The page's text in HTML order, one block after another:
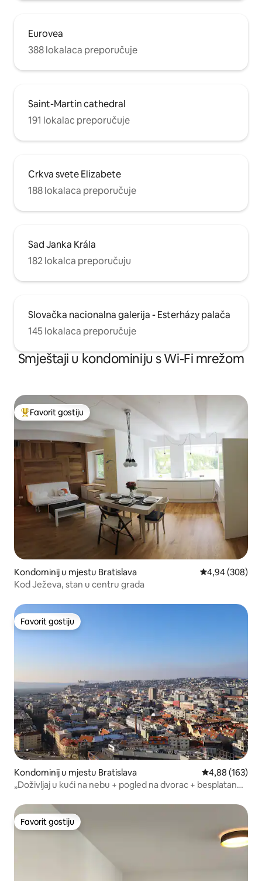
Eurovea
388 lokalaca preporučuje
Saint-Martin cathedral
191 lokalac preporučuje
Crkva svete Elizabete
188 lokalaca preporučuje
Sad Janka Krála
182 lokalca preporučuju
Slovačka nacionalna galerija - Esterházy palača
145 lokalaca preporučuje
Smještaji u kondominiju s Wi-Fi mrežom
Glavni favorit gostiju
Favorit gostiju
Kondominij u mjestu Bratislava Prosječna
4,94 (308)
Kod Ježeva, stan u centru grada
Favorit gostiju
Favorit gostiju
Kondominij u mjestu Bratislava Prosječna
4,88 (163)
„Doživljaj u kući na nebu + pogled na dvorac + besplatan
Favorit gostiju
Favorit gostiju